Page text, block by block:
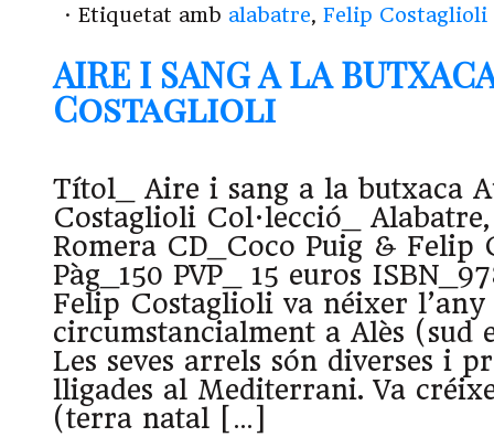
· Etiquetat amb alabatre, Felip Costaglioli
AIRE I SANG A LA
Costaglioli
Títol_ Aire i sang a la butxaca
Costaglioli Col·lecció_
Romera CD_Coco Puig & Felip
Pàg_150 PVP_ 15 euros
Felip Costaglioli va néixer l’any
circumstancialment a Alès (sud
Les seves arrels són diverses i
lligades al Mediterrani. Va
(terra natal […]